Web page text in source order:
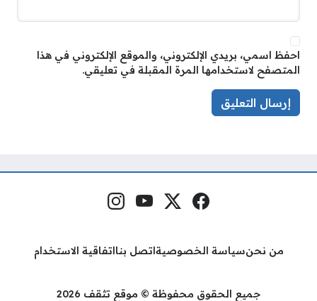
احفظ اسمي، بريدي الإلكتروني، والموقع الإلكتروني في هذا
المتصفح لاستخدامها المرة المقبلة في تعليقي.
مواقع التواصل فيسبوكمنصة إكس
يوتيوبإنستغرام
من نحنسياسة الخصوصية اتصل بنا اتفاقية الاستخدام
جميع الحقوق محفوظة © موقع تثقف 2026